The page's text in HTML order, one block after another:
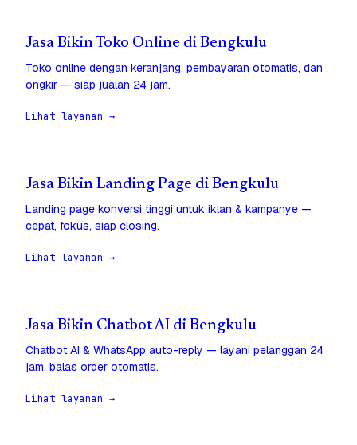
Jasa Bikin Toko Online di Bengkulu
Toko online dengan keranjang, pembayaran otomatis, dan
ongkir — siap jualan 24 jam.
Lihat layanan →
Jasa Bikin Landing Page di Bengkulu
Landing page konversi tinggi untuk iklan & kampanye —
cepat, fokus, siap closing.
Lihat layanan →
Jasa Bikin Chatbot AI di Bengkulu
Chatbot AI & WhatsApp auto-reply — layani pelanggan 24
jam, balas order otomatis.
Lihat layanan →